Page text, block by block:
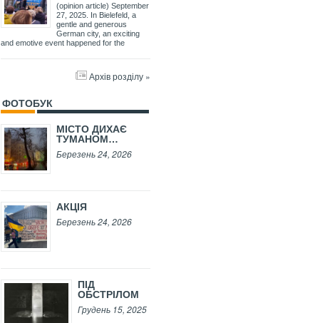
(opinion article) September
27, 2025. In Bielefeld, a
gentle and generous
German city, an exciting
and emotive event happened for the
Архів розділу »
ФОТОБУК
МІСТО ДИХАЄ
ТУМАНОМ…
Березень 24, 2026
АКЦІЯ
Березень 24, 2026
ПІД
ОБСТРІЛОМ
Грудень 15, 2025